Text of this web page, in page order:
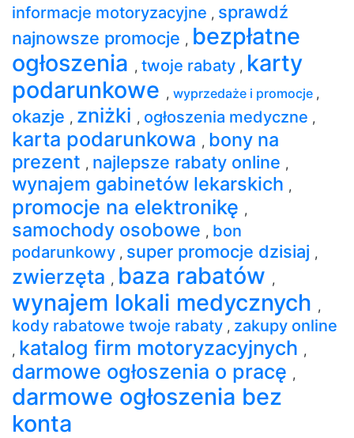
informacje motoryzacyjne , sprawdź
najnowsze promocje , bezpłatne
ogłoszenia , twoje rabaty , karty
podarunkowe , wyprzedaże i promocje ,
okazje , zniżki , ogłoszenia medyczne ,
karta podarunkowa , bony na
prezent , najlepsze rabaty online ,
wynajem gabinetów lekarskich ,
promocje na elektronikę ,
samochody osobowe , bon
podarunkowy , super promocje dzisiaj ,
zwierzęta , baza rabatów ,
wynajem lokali medycznych ,
kody rabatowe twoje rabaty , zakupy online
, katalog firm motoryzacyjnych ,
darmowe ogłoszenia o pracę ,
darmowe ogłoszenia bez
konta